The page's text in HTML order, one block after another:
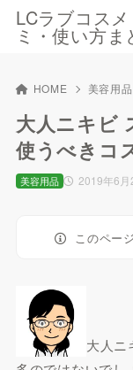
LCラブコス
ミ・使い方ま
HOME 美容用品
大人ニキビ
使うべきコ
2019年6月
美容用品
このペー
大人ニ